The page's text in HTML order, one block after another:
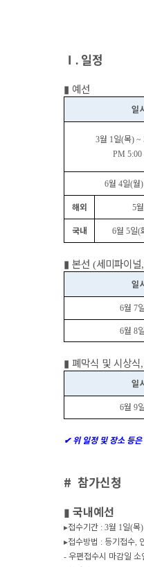
Ⅰ . 일정
▮ 예선
일
3월 1일(목) ~
PM
6월 4일(월
해외
5
국내 6월 5일(
▮ 본선 (세미파이널,
일
6월 7일
6월 8일
▮ 폐막식 및 시상식,
일
6월 9일
✔위 일정 및 장소 등
# 참가신청
▮ 국내예선
▸접수기간 : 3월 1일(목
▸접수방법 : 등기접수,
- 우편접수시 마감일 소